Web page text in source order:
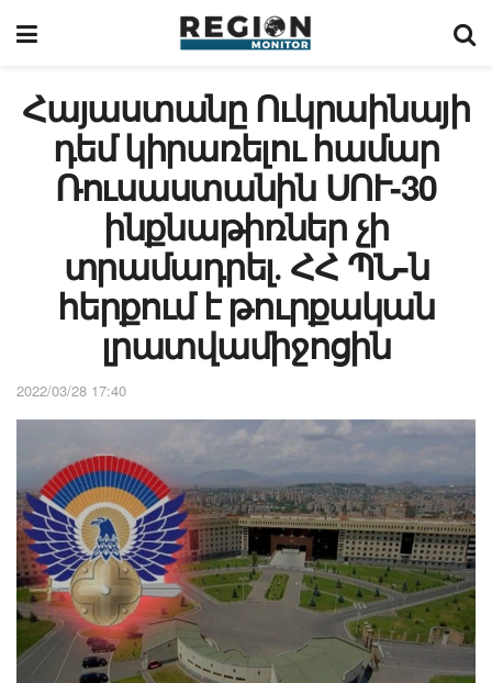
Հայաստանը Ուկրաինայի
դեմ կիրառելու համար
Ռուսաստանին ՍՈՒ-30
ինքնաթիռներ չի
տրամադրել․ ՀՀ ՊՆ-ն
հերքում է թուրքական
լրատվամիջոցին
2022/03/28 17:40